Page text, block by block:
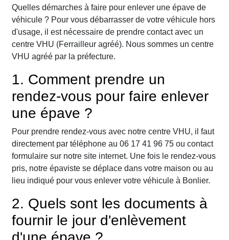
Quelles démarches à faire pour enlever une épave de
véhicule ? Pour vous débarrasser de votre véhicule hors
d'usage, il est nécessaire de prendre contact avec un
centre VHU (Ferrailleur agréé). Nous sommes un centre
VHU agréé par la préfecture.
1. Comment prendre un
rendez-vous pour faire enlever
une épave ?
Pour prendre rendez-vous avec notre centre VHU, il faut
directement par téléphone au 06 17 41 96 75 ou contact
formulaire sur notre site internet. Une fois le rendez-vous
pris, notre épaviste se déplace dans votre maison ou au
lieu indiqué pour vous enlever votre véhicule à Bonlier.
2. Quels sont les documents à
fournir le jour d'enlèvement